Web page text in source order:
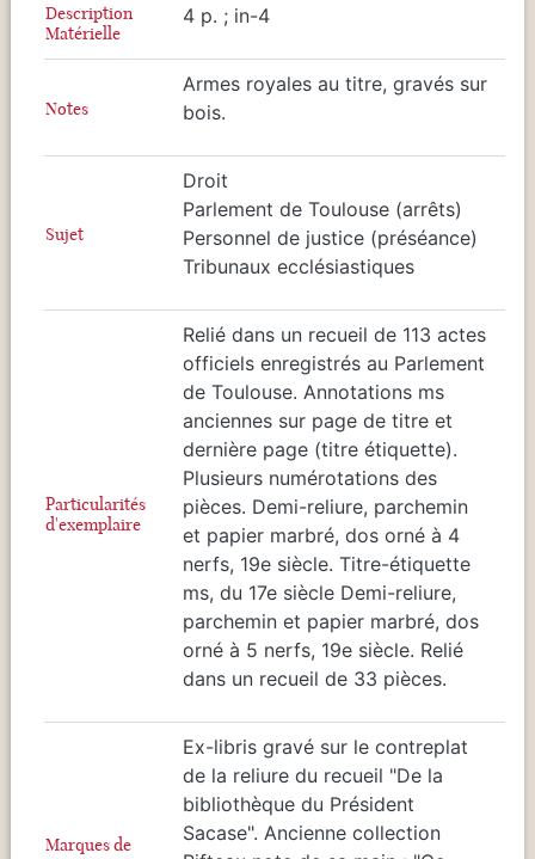
Description
Matérielle
4 p. ; in-4
Notes
Armes royales au titre, gravés sur
bois.
Sujet
Droit
Parlement de Toulouse (arrêts)
Personnel de justice (préséance)
Tribunaux ecclésiastiques
Particularités
d'exemplaire
Relié dans un recueil de 113 actes
officiels enregistrés au Parlement
de Toulouse. Annotations ms
anciennes sur page de titre et
dernière page (titre étiquette).
Plusieurs numérotations des
pièces. Demi-reliure, parchemin
et papier marbré, dos orné à 4
nerfs, 19e siècle. Titre-étiquette
ms, du 17e siècle Demi-reliure,
parchemin et papier marbré, dos
orné à 5 nerfs, 19e siècle. Relié
dans un recueil de 33 pièces.
Marques de
Ex-libris gravé sur le contreplat
de la reliure du recueil "De la
bibliothèque du Président
Sacase". Ancienne collection